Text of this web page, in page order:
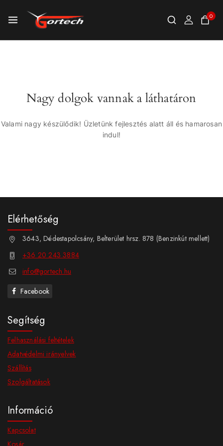
0
Nagy dolgok vannak a láthatáron
Valami nagy készülődik! Üzletünk fejlesztés alatt áll és hamarosan
indul!
Elérhetőség
3643, Dédestapolcsány, Belterület hrsz. 878 (Benzinkút mellett)
+36 20 243 3884
info@gortech.hu
Facebook
Segítség
Felhasználási feltételek
Adatvédelmi irányelvek
Szállítás
Szolgáltatások
Információ
Kapcsolat